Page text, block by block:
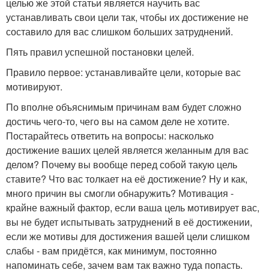
целью же этой статьи является научить вас
устанавливать свои цели так, чтобы их достижение не
составило для вас слишком больших затруднений.
Пять правил успешной постановки целей.
Правило первое: устанавливайте цели, которые вас
мотивируют.
По вполне объяснимым причинам вам будет сложно
достичь чего-то, чего вы на самом деле не хотите.
Постарайтесь ответить на вопросы: насколько
достижение ваших целей является желанным для вас
делом? Почему вы вообще перед собой такую цель
ставите? Что вас толкает на её достижение? Ну и как,
много причин вы смогли обнаружить? Мотивация -
крайне важный фактор, если ваша цель мотивирует вас,
вы не будет испытывать затруднений в её достижении,
если же мотивы для достижения вашей цели слишком
слабы - вам придётся, как минимум, постоянно
напоминать себе, зачем вам так важно туда попасть.